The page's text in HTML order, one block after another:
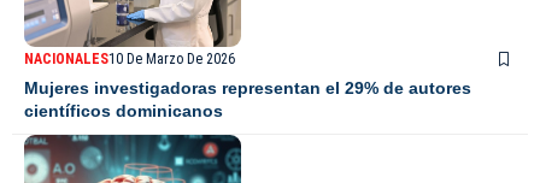
NACIONALES10 De Marzo De 2026
Mujeres investigadoras representan el 29% de autores
científicos dominicanos